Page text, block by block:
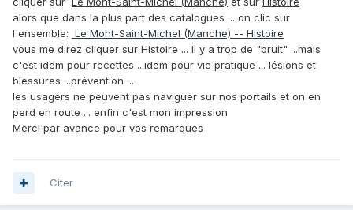
alors que dans la plus part des catalogues ... on clic sur
l'ensemble: Le Mont-Saint-Michel (Manche) -- Histoire
vous me direz cliquer sur Histoire ... il y a trop de "bruit" ...mais
c'est idem pour recettes ...idem pour vie pratique ... lésions et
blessures ...prévention ...
les usagers ne peuvent pas naviguer sur nos portails et on en
perd en route ... enfin c'est mon impression
Merci par avance pour vos remarques
Citer